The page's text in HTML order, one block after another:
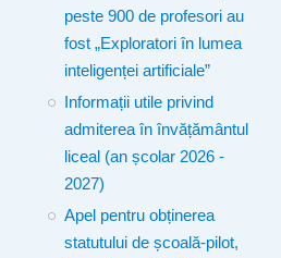
peste 900 de profesori au
fost „Exploratori în lumea
inteligenței artificiale”
Informații utile privind
admiterea în învățământul
liceal (an școlar 2026 -
2027)
Apel pentru obținerea
statutului de școală-pilot,